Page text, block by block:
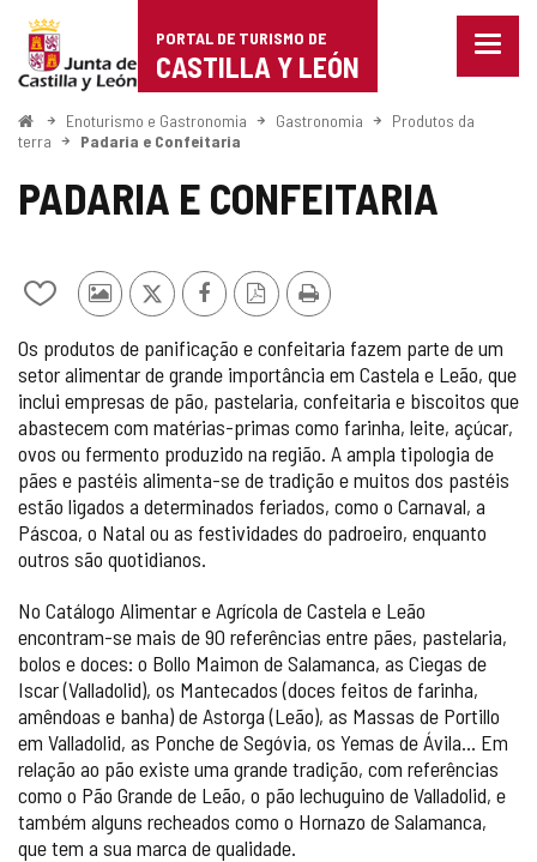
Portal
de
Turismo
de
Castilla
León
PORTAL DE TURISMO DE
CASTILLA Y LEÓN
Menu
ComeçoEnoturismo e Gastronomia Gastronomia
Produtos da
terra
Padaria e Confeitaria
PADARIA E CONFEITARIA
Adicionar
remover
de
meus
cadernos
Fotos
outros
turistas
x FacebookVersãoImprimir
Os produtos de panificação e confeitaria fazem parte de um
setor alimentar de grande importância em Castela e Leão, que
inclui empresas de pão, pastelaria, confeitaria e biscoitos que
abastecem com matérias-primas como farinha, leite, açúcar,
ovos ou fermento produzido na região. A ampla tipologia de
pães e pastéis alimenta-se de tradição e muitos dos pastéis
estão ligados a determinados feriados, como o Carnaval, a
Páscoa, o Natal ou as festividades do padroeiro, enquanto
outros são quotidianos.
No Catálogo Alimentar e Agrícola de Castela e Leão
encontram-se mais de 90 referências entre pães, pastelaria,
bolos e doces: o Bollo Maimon de Salamanca, as Ciegas de
Iscar (Valladolid), os Mantecados (doces feitos de farinha,
amêndoas e banha) de Astorga (Leão), as Massas de Portillo
em Valladolid, as Ponche de Segóvia, os Yemas de Ávila... Em
relação ao pão existe uma grande tradição, com referências
como o Pão Grande de Leão, o pão lechuguino de Valladolid, e
também alguns recheados como o Hornazo de Salamanca,
que tem a sua marca de qualidade.